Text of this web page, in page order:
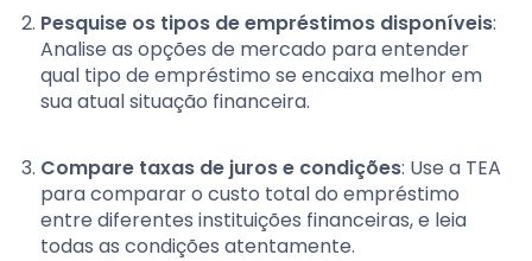
Pesquise os tipos de empréstimos disponíveis:
Analise as opções de mercado para entender
qual tipo de empréstimo se encaixa melhor em
sua atual situação financeira.
Compare taxas de juros e condições: Use a TEA
para comparar o custo total do empréstimo
entre diferentes instituições financeiras, e leia
todas as condições atentamente.